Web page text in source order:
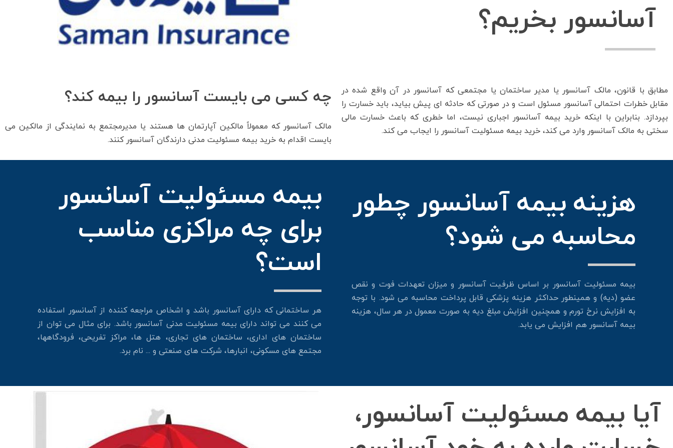
آسانسور بخریم؟
مطابق با قانون، مالک آسانسور یا مدیر ساختمان یا مجتمعی که آسانسور در آن واقع شده در
مقابل خطرات احتمالی آسانسور مسئول است و در صورتی که حادثه ای پیش بیاید، باید خسارت را
بپردازد. بنابراین با اینکه خرید بیمه آسانسور اجباری نیست، اما خطری که باعث خسارت مالی
سختی به مالک آسانسور وارد می کند، خرید بیمه مسئولیت آسانسور را ایجاب می کند.
چه کسی می بایست آسانسور را بیمه کند؟
مالک آسانسور که معمولاً مالکین آپارتمان ها هستند یا مدیرمجتمع به نمایندگی از مالکین می
بایست اقدام به خرید بیمه مسئولیت مدنی دارندگان آسانسور کنند.
هزینه بیمه آسانسور چطور
محاسبه می شود؟
بیمه مسئولیت آسانسور بر اساس ظرفیت آسانسور و میزان تعهدات فوت و نقص
عضو (دیه) و همینطور حداکثر هزینه پزشکی قابل پرداخت محاسبه می شود. با توجه
به افزایش نرخ تورم و همچنین افزایش مبلغ دیه به صورت معمول در هر سال، هزینه
بیمه آسانسور هم افزایش می یابد.
بیمه مسئولیت آسانسور
برای چه مراکزی مناسب
است؟
هر ساختمانی که دارای آسانسور باشد و اشخاص مراجعه کننده از آسانسور استفاده
می کنند می تواند دارای بیمه مسئولیت مدنی آسانسور باشد. برای مثال می توان از
ساختمان های اداری، ساختمان های تجاری، هتل ها، مراکز تفریحی، فرودگاهها،
مجتمع های مسکونی، انبارها، شرکت های صنعتی و ... نام برد.
آیا بیمه مسئولیت آسانسور،